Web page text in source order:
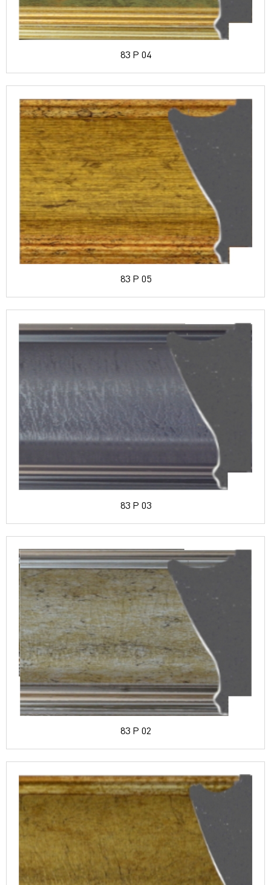
83 P 04
83 P 05
83 P 03
83 P 02